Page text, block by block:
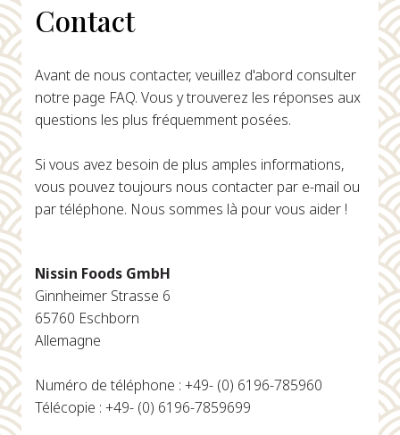
Contact
Avant de nous contacter, veuillez d'abord consulter
notre page FAQ. Vous y trouverez les réponses aux
questions les plus fréquemment posées.
Si vous avez besoin de plus amples informations,
vous pouvez toujours nous contacter par e-mail ou
par téléphone. Nous sommes là pour vous aider !
Nissin Foods GmbH
Ginnheimer Strasse 6
65760 Eschborn
Allemagne
Numéro de téléphone : +49- (0) 6196-785960
Télécopie : +49- (0) 6196-7859699